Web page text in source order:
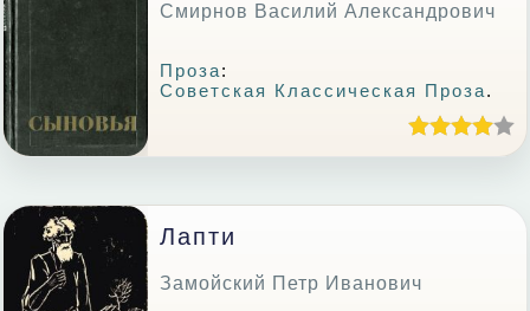
Смирнов Василий Александрович
Проза:
Советская Классическая Проза.
Лапти
Замойский Петр Иванович